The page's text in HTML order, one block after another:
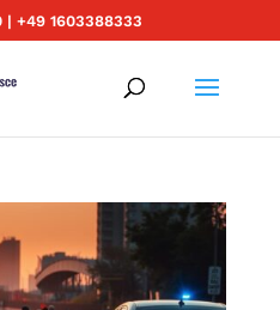
+49 1603388333